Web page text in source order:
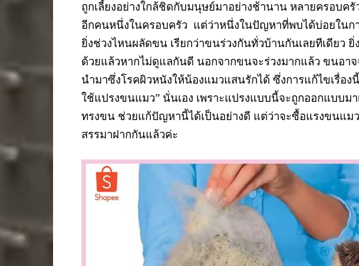
ถูกเลี้ยงอย่างใกล้ชิดกับมนุษย์มาอย่างช้านาน หลายครอบครั
อีกคนหนึ่งในครอบครัว แต่ว่าหนึ่งในปัญหาที่พบได้บ่อยในก
ยิ่งช่วงไหนผลัดขน เรียกว่าขนร่วงกันทั่วบ้านกันเลยทีเดียว
ด้วยแล้วหากไม่ดูแลกันดี นอกจากขนจะร่วงมากแล้ว ขนอา
นำมาซึ่งโรคผิวหนังให้น้องแมวแสนรักได้ ซึ่งการแก้ไขเรื่อง
ใช้แปรงขนแมว” นั่นเอง เพราะแปรงแบบนี้จะถูกออกแบบม
ทรงขน ช่วยแก้ปัญหานี้ได้เป็นอย่างดี แต่ว่าจะซื้อแรงขนแม
สรรมาฝากกันแล้วค่ะ